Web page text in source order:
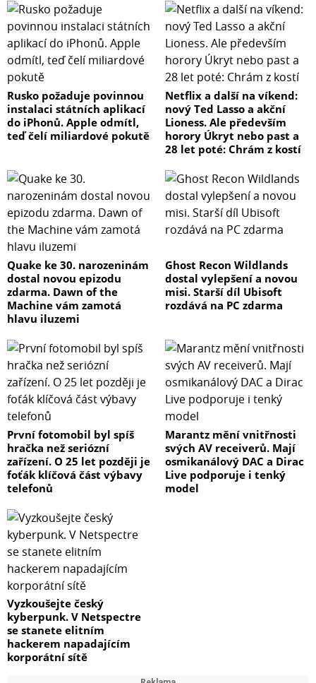
Rusko požaduje povinnou
instalaci státních aplikací
do iPhonů. Apple odmítl,
teď čelí miliardové pokutě
Netflix a další na víkend:
nový Ted Lasso a akční
Lioness. Ale především
horory Úkryt nebo past a
28 let poté: Chrám z kostí
Quake ke 30. narozeninám
dostal novou epizodu
zdarma. Dawn of the
Machine vám zamotá
hlavu iluzemi
Ghost Recon Wildlands
dostal vylepšení a novou
misi. Starší díl Ubisoft
rozdává na PC zdarma
První fotomobil byl spíš
hračka než seriózní
zařízení. O 25 let později je
foťák klíčová část výbavy
telefonů
Marantz mění vnitřnosti
svých AV receiverů. Mají
osmikanálový DAC a Dirac
Live podporuje i tenký
model
Vyzkoušejte český
kyberpunk. V Netspectre
se stanete elitním
hackerem napadajícím
korporátní sítě